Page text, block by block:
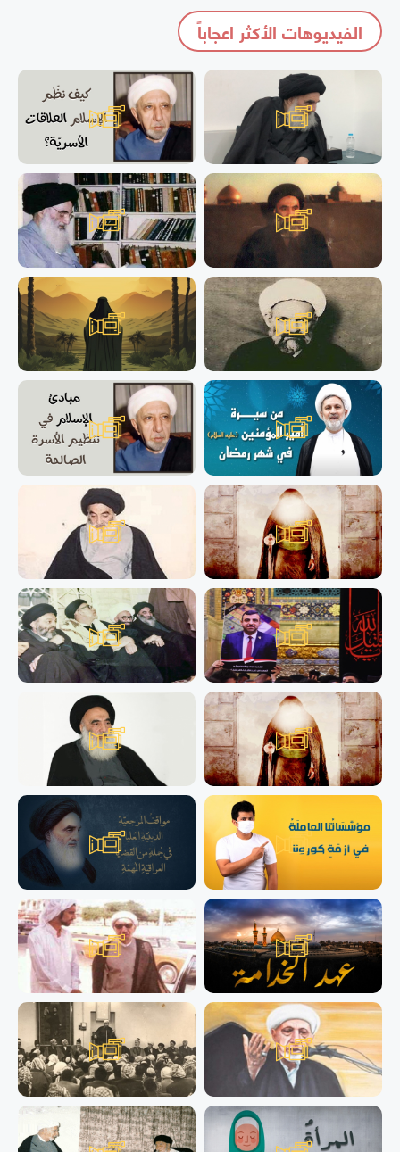
الفيديوهات الأكثر اعجاباً